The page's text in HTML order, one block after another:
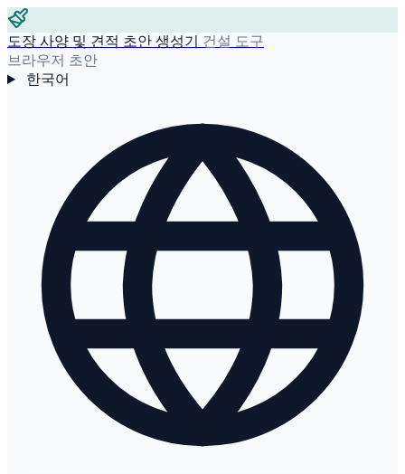
도장 사양 및 견적 초안 생성기
건설 도구
브라우저 초안
한국어